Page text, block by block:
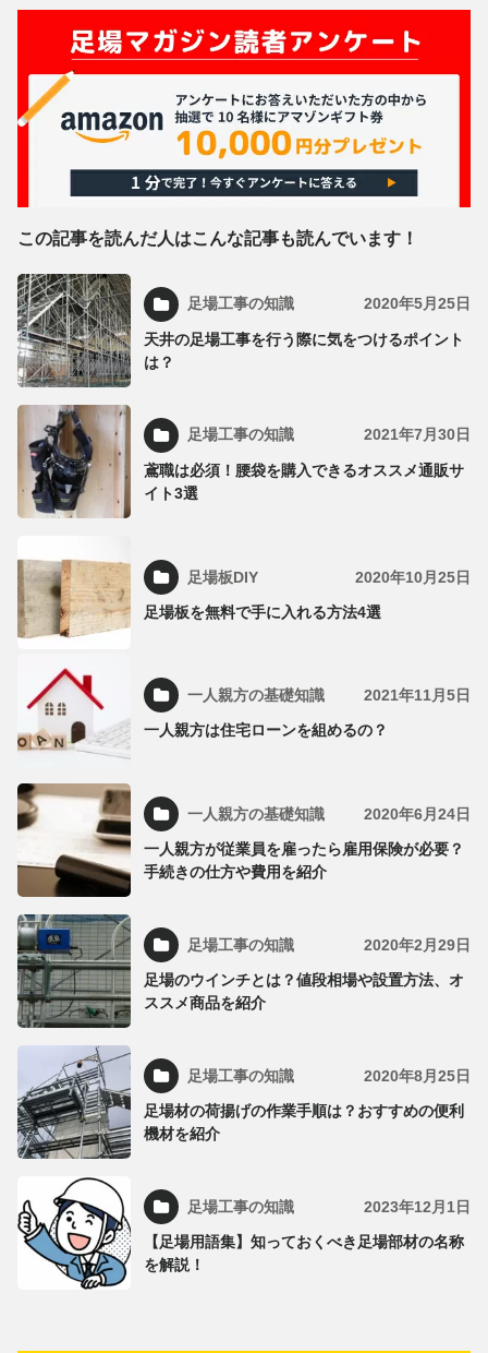
この記事を読んだ人はこんな記事も読んでいます！
足場工事の知識 2020年5月25日
天井の足場工事を行う際に気をつけるポイント
は？
足場工事の知識 2021年7月30日
鳶職は必須！腰袋を購入できるオススメ通販サ
イト3選
足場板DIY 2020年10月25日
足場板を無料で手に入れる方法4選
一人親方の基礎知識 2021年11月5日
一人親方は住宅ローンを組めるの？
一人親方の基礎知識 2020年6月24日
一人親方が従業員を雇ったら雇用保険が必要？
手続きの仕方や費用を紹介
足場工事の知識 2020年2月29日
足場のウインチとは？値段相場や設置方法、オ
ススメ商品を紹介
足場工事の知識 2020年8月25日
足場材の荷揚げの作業手順は？おすすめの便利
機材を紹介
足場工事の知識 2023年12月1日
【足場用語集】知っておくべき足場部材の名称
を解説！